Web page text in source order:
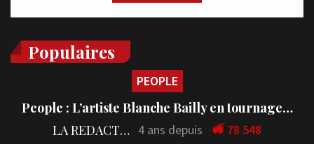
Populaires
PEOPLE
People : L’artiste Blanche Bailly en tournage…
LA REDACTION 4 ans depuis 78 548